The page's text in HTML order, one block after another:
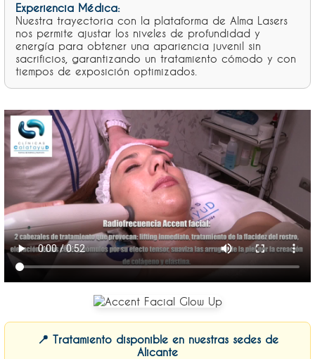
Experiencia Médica:
Nuestra trayectoria con la plataforma de Alma Lasers
nos permite ajustar los niveles de profundidad y
energía para obtener una apariencia juvenil sin
sacrificios, garantizando un tratamiento cómodo y con
tiempos de exposición optimizados.
📍 Tratamiento disponible en nuestras sedes de
Alicante